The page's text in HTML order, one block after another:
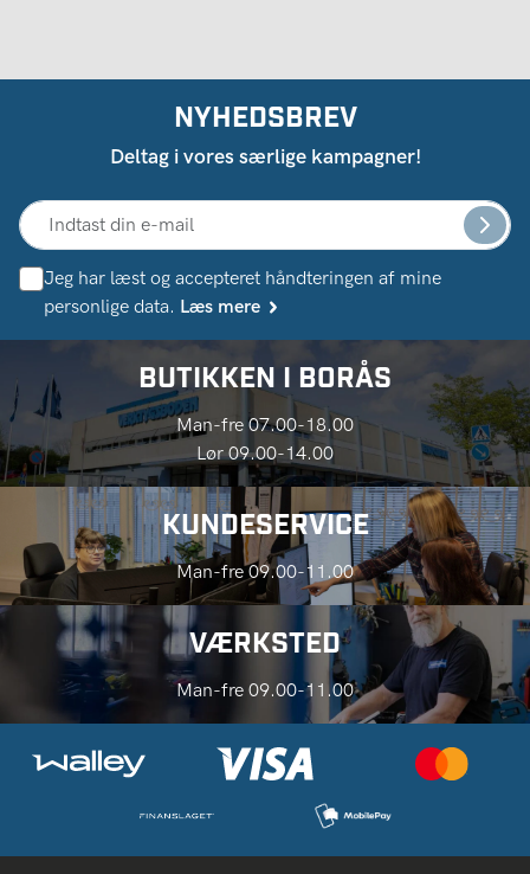
NYHEDSBREV
Deltag i vores særlige kampagner!
Jeg har læst og accepteret håndteringen af ​​mine
personlige data. Læs mere
BUTIKKEN I BORÅS
Man-fre 07.00-18.00
Lør 09.00-14.00
KUNDESERVICE
Man-fre 09.00-11.00
VÆRKSTED
Man-fre 09.00-11.00